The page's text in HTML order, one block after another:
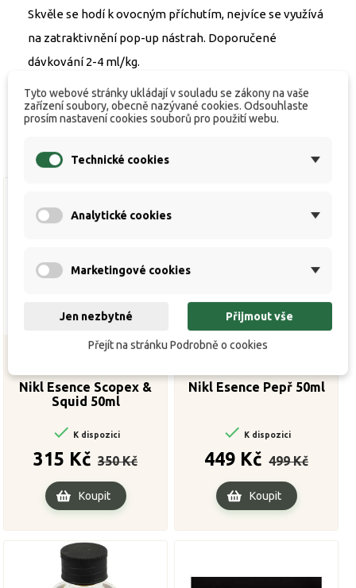
Skvěle se hodí k ovocným příchutím, nejvíce se využívá
na zatraktivnění pop-up nástrah. Doporučené
dávkování 2-4 ml/kg.
Nikl Esence Scopex &
Squid 50ml
 K dispozici
315 Kč
cena
350 Kč
Koupit
Nikl Esence Pepř 50ml
 K dispozici
449 Kč
cena
499 Kč
Koupit
Tyto webové stránky ukládají v souladu se zákony na vaše
zařízení soubory, obecně nazývané cookies. Odsouhlaste
prosím nastavení cookies souborů pro použití webu.
Technické cookies
Analytické cookies
Marketingové cookies
Jen nezbytné Přijmout vše
Přejít na stránku Podrobně o cookies